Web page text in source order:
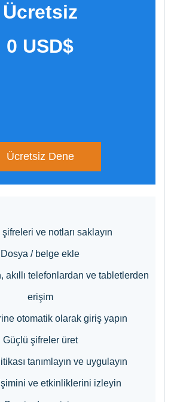
Ücretsiz
​0 USD$
Ücretsiz Dene
şifreleri ve notları saklayın
Dosya / belge ekle
akıllı telefonlardan ve tabletlerden
erişim
otomatik olarak giriş yapın
Güçlü şifreler üret
tanımlayın ve uygulayın
ve etkinliklerini izleyin